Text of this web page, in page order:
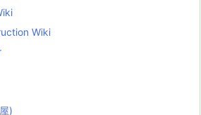
Wiki
)